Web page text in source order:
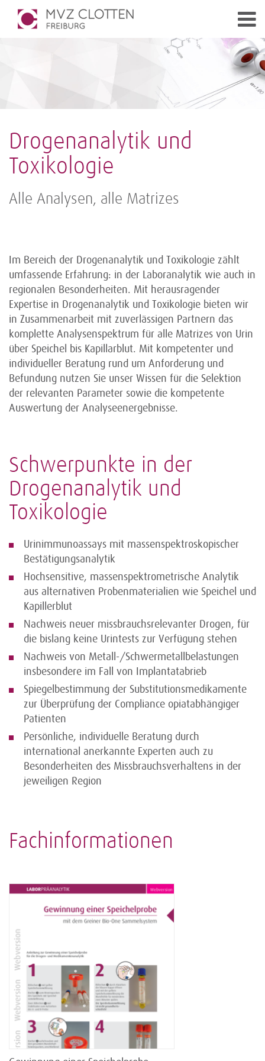
Drogenanalytik und
Toxikologie
Alle Analysen, alle Matrizes
Im Bereich der Drogenanalytik und Toxikologie zählt
umfassende Erfahrung: in der Laboranalytik wie auch in
regionalen Besonderheiten. Mit herausragender
Expertise in Drogenanalytik und Toxikologie bieten wir
in Zusammenarbeit mit zuverlässigen Partnern das
komplette Analysenspektrum für alle Matrizes von Urin
über Speichel bis Kapillarblut. Mit kompetenter und
individueller Beratung rund um Anforderung und
Befundung nutzen Sie unser Wissen für die Selektion
der relevanten Parameter sowie die kompetente
Auswertung der Analyseenergebnisse.
Schwerpunkte in der
Drogenanalytik und
Toxikologie
Urinimmunoassays mit massenspektroskopischer
Bestätigungsanalytik
Hochsensitive, massenspektrometrische Analytik
aus alternativen Probenmaterialien wie Speichel und
Kapillerblut
Nachweis neuer missbrauchsrelevanter Drogen, für
die bislang keine Urintests zur Verfügung stehen
Nachweis von Metall-/Schwermetallbelastungen
insbesondere im Fall von Implantatabrieb
Spiegelbestimmung der Substitutionsmedikamente
zur Überprüfung der Compliance opiatabhängiger
Patienten
Persönliche, individuelle Beratung durch
international anerkannte Experten auch zu
Besonderheiten des Missbrauchsverhaltens in der
jeweiligen Region
Fachinformationen